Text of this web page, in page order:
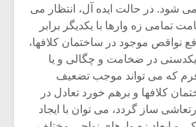
شود. در حالت ایده آل، انتظار می
تمامی زه وارها با یکدیگر برابر
نواقص موجود در ساختمان کلافها،
در ضخامت و چگالی و یا
که می تواند موجب تضعیف
کلافها و برهم خورد تعادل در
ساز گردد، می توان با ایجاد